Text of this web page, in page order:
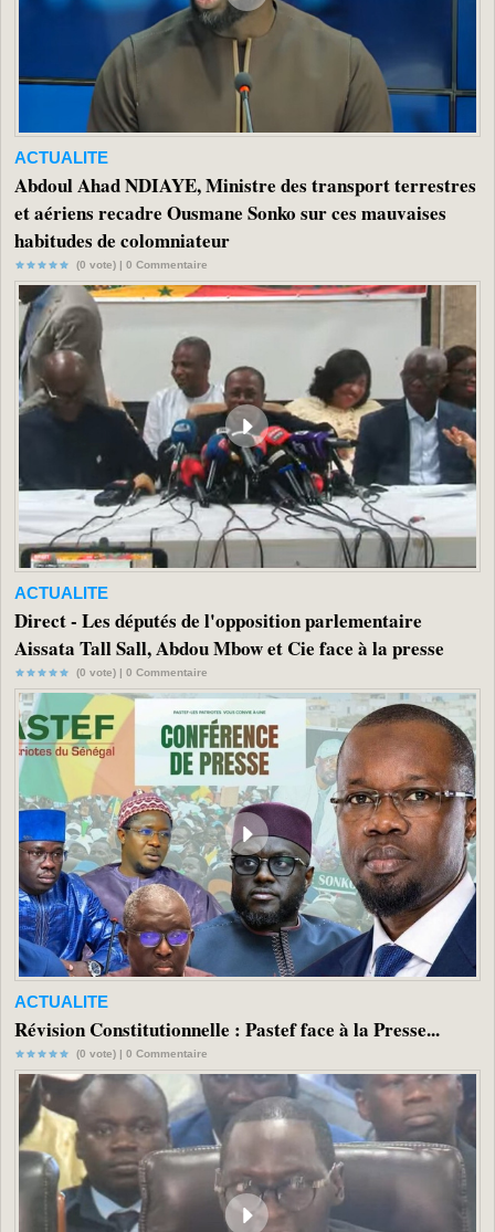
ACTUALITE
Abdoul Ahad NDIAYE, Ministre des transport terrestres
et aériens recadre Ousmane Sonko sur ces mauvaises
habitudes de colomniateur
(0 vote) | 0 Commentaire
ACTUALITE
Direct - Les députés de l'opposition parlementaire
Aissata Tall Sall, Abdou Mbow et Cie face à la presse
(0 vote) | 0 Commentaire
ACTUALITE
Révision Constitutionnelle : Pastef face à la Presse...
(0 vote) | 0 Commentaire